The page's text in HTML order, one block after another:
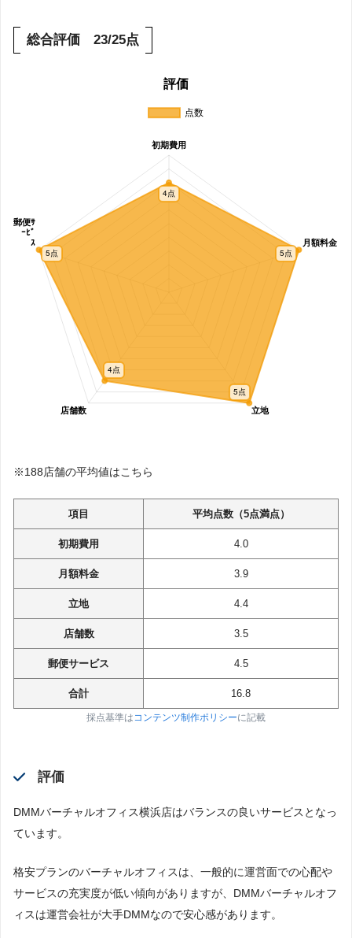
総合評価 23/25点
※188店舗の平均値はこちら
項目 平均点数（5点満点）
初期費用 4.0
月額料金 3.9
立地 4.4
店舗数 3.5
郵便サービス 4.5
合計 16.8
採点基準は コンテンツ制作ポリシーに記載
評価
DMMバーチャルオフィス横浜店はバランスの良いサービスとなっ
ています。
格安プランのバーチャルオフィスは、一般的に運営面での心配や
サービスの充実度が低い傾向がありますが、DMMバーチャルオフ
ィスは運営会社が大手DMMなので安心感があります。